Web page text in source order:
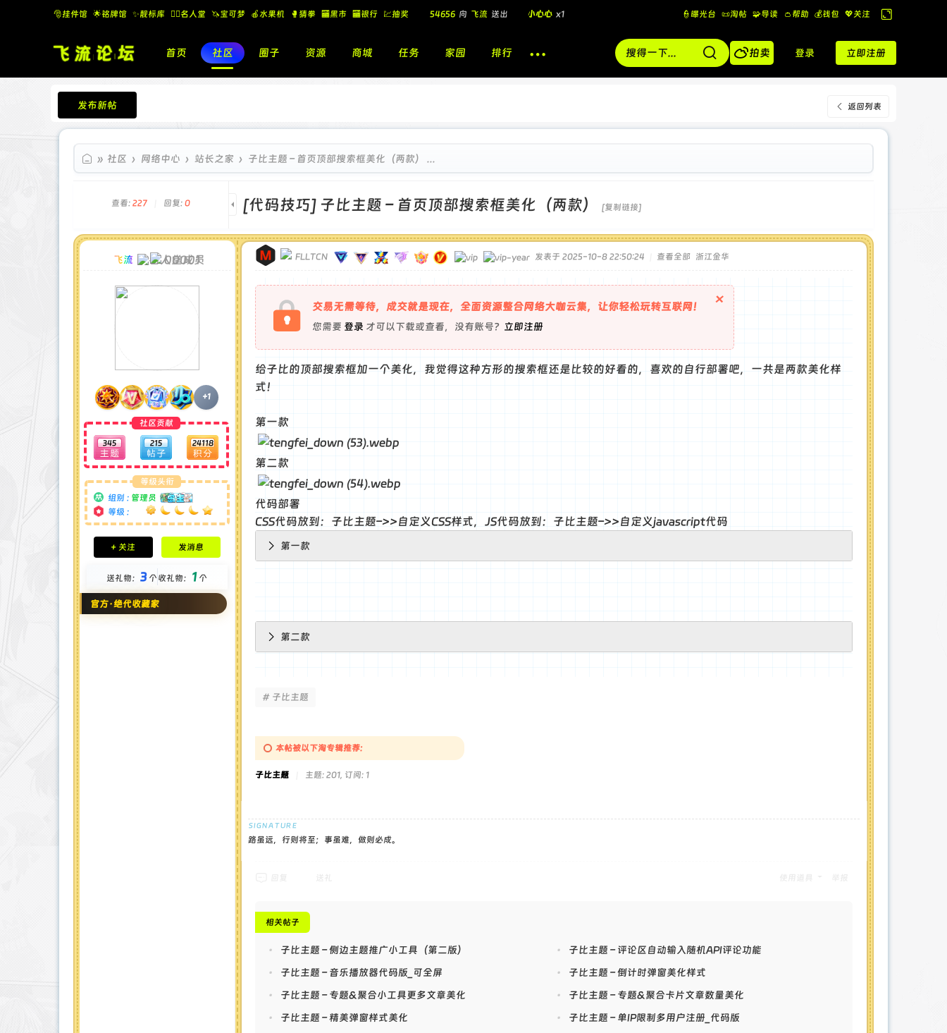
🎅挂件馆 🌟铭牌馆 ✨️靓标库 🧚‍♂️名人堂 🦄宝可梦 🍎水果机 🥊猜拳 🏧黑市 🏧银行 💹抽奖
🎁
54656 向 飞流 送出 小心心 x1
飞流 向 北 酷盖墨镜
飞流 向 北 送出 小心心 x1
👮曝光台 📜淘帖 🧩导读 👛帮助 💰️钱包 💖关注
换
到
宽
版
首页 社区 圈子 资源 商城 任务 家园 排行 拍卖 登录 立即注册
返回列表
发布新帖
飞流论坛
» 社区 › 网络中心 › 站长之家 › 子比主题 – 首页顶部搜索框美化（两款） ...
查看: 227 回复: 0 [代码技巧] 子比主题 – 首页顶部搜索框美化（两款） [复制链接]
飞流 00001
+1
社区贡献
345 215 24118
等级头衔
组别 : 管理员
等级 :
积分成就
钻石 : 185 颗
金币 : 4 枚
在线时间 : 1951 小时
注册时间 : 2024-11-22
最后登录 : 2026-8-4
+ 关注 发消息
送礼物： 3个收礼物： 1 个
官方·绝代收藏家
FLLTCN 发表于 2025-10-8 22:50:24 查看全部 浙江金华
交易无需等待，成交就是现在，全面资源整合网络大咖云集，让你轻松玩转互联网！
您需要 登录 才可以下载或查看，没有账号？ 立即注册
×
给子比的顶部搜索框加一个美化，我觉得这种方形的搜索框还是比较的好看的，喜欢的自行部署吧，一共是两款美化样
式！
第一款
第二款
代码部署
CSS代码放到：子比主题–>>自定义CSS样式，JS代码放到：子比主题–>>自定义javascript代码
第一款
第二款
# 子比主题
本帖被以下淘专辑推荐:
子比主题 主题: 201, 订阅: 1
路虽远，行则将至；事虽难，做则必成。
相关帖子
• 子比主题 – 侧边主题推广小工具（第二版） •
子比主题 – 评论区自动输入随机API评论功能
•
子比主题 – 音乐播放器代码版_可全屏 •
子比主题 – 倒计时弹窗美化样式
•
子比主题 – 专题&聚合小工具更多文章美化 •
子比主题 – 专题&聚合卡片文章数量美化
•
子比主题 – 精美弹窗样式美化 •
子比主题 – 单IP限制多用户注册_代码版